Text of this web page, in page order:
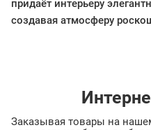
придаёт интерьеру
создавая атмосферу
Заказывая товары на